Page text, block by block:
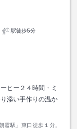
駅徒歩5分
ヒー２４時間・ミ
添い手作りの温か
霞駅」東口徒歩１分。